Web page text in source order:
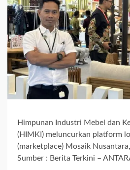
Himpunan Industri Mebel dan
(HIMKI) meluncurkan platform
(marketplace) Mosaik
Sumber : Berita Terkini –